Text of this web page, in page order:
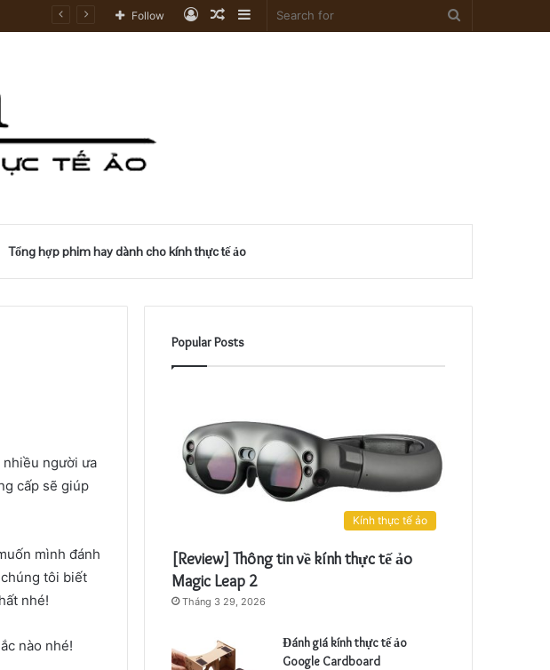
Sidebar
Random
Log
Follow
Tổng hợp phim hay dành cho kính thực tế ảo
người ưa
cấp sẽ giúp
mình đánh
tôi biết
nhé!
nào nhé!
Popular Posts
Kính thực tế ảo
[Review] Thông tin về kính thực tế ảo
Magic Leap 2
Tháng 3 29, 2026
Đánh giá kính thực tế ảo
Google Cardboard